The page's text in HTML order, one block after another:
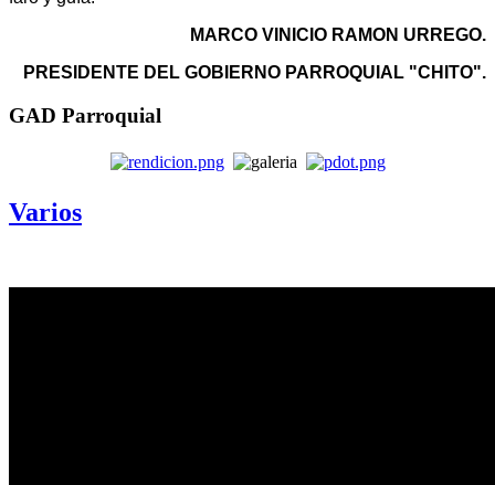
MARCO VINICIO RAMON URREGO.
PRESIDENTE DEL GOBIERNO PARROQUIAL "CHITO".
GAD Parroquial
Varios